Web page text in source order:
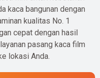
kaca bangunan dengan
kualitas No. 1
cepat dengan hasil
pasang kaca film
lokasi Anda.